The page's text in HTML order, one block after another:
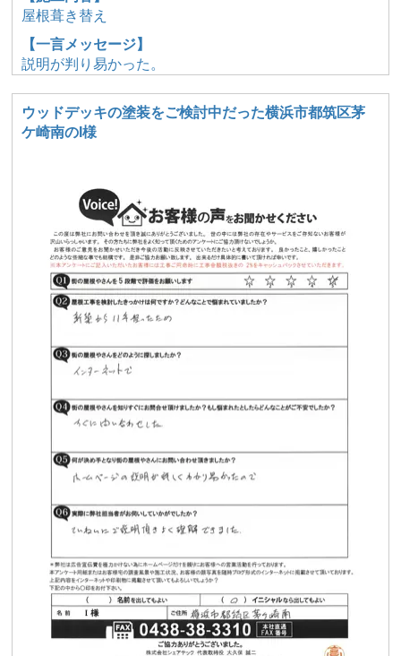
屋根葺き替え
【一言メッセージ】
説明が判り易かった。
ウッドデッキの塗装をご検討中だった横浜市都筑区茅
ケ崎南のI様